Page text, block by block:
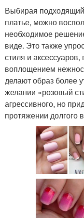
Выбирая
платье, можно
необходимое
виде. Это также
стиля и
воплощением
делают образ более
желании «розовый
агрессивного, но
протяжении долгого